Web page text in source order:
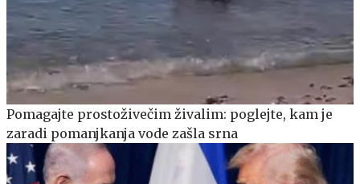
Pomagajte prostoživečim živalim: poglejte, kam je
zaradi pomanjkanja vode zašla srna